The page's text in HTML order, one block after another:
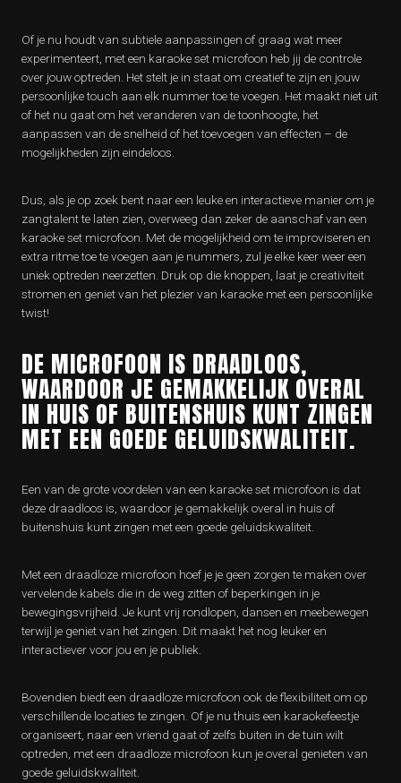
Of je nu houdt van subtiele aanpassingen of graag wat meer
experimenteert, met een karaoke set microfoon heb jij de controle
over jouw optreden. Het stelt je in staat om creatief te zijn en jouw
persoonlijke touch aan elk nummer toe te voegen. Het maakt niet uit
of het nu gaat om het veranderen van de toonhoogte, het
aanpassen van de snelheid of het toevoegen van effecten – de
mogelijkheden zijn eindeloos.
Dus, als je op zoek bent naar een leuke en interactieve manier om je
zangtalent te laten zien, overweeg dan zeker de aanschaf van een
karaoke set microfoon. Met de mogelijkheid om te improviseren en
extra ritme toe te voegen aan je nummers, zul je elke keer weer een
uniek optreden neerzetten. Druk op die knoppen, laat je creativiteit
stromen en geniet van het plezier van karaoke met een persoonlijke
twist!
DE MICROFOON IS DRAADLOOS,
WAARDOOR JE GEMAKKELIJK OVERAL
IN HUIS OF BUITENSHUIS KUNT ZINGEN
MET EEN GOEDE GELUIDSKWALITEIT.
Een van de grote voordelen van een karaoke set microfoon is dat
deze draadloos is, waardoor je gemakkelijk overal in huis of
buitenshuis kunt zingen met een goede geluidskwaliteit.
Met een draadloze microfoon hoef je je geen zorgen te maken over
vervelende kabels die in de weg zitten of beperkingen in je
bewegingsvrijheid. Je kunt vrij rondlopen, dansen en meebewegen
terwijl je geniet van het zingen. Dit maakt het nog leuker en
interactiever voor jou en je publiek.
Bovendien biedt een draadloze microfoon ook de flexibiliteit om op
verschillende locaties te zingen. Of je nu thuis een karaokefeestje
organiseert, naar een vriend gaat of zelfs buiten in de tuin wilt
optreden, met een draadloze microfoon kun je overal genieten van
goede geluidskwaliteit.